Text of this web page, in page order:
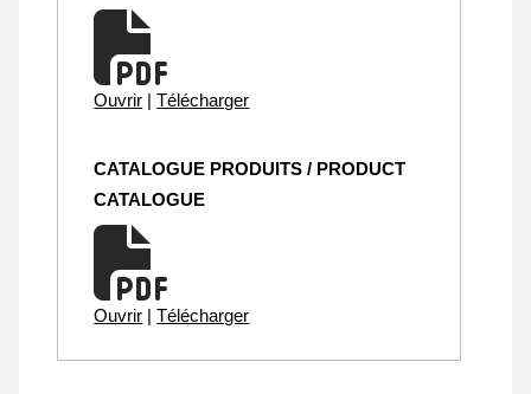
Ouvrir | Télécharger
CATALOGUE PRODUITS / PRODUCT
CATALOGUE
Ouvrir | Télécharger